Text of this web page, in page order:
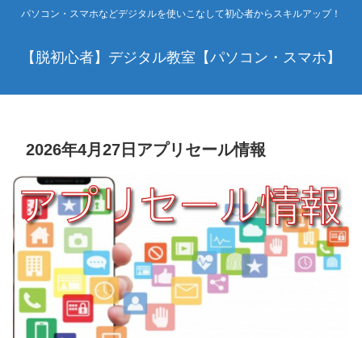
パソコン・スマホなどデジタルを使いこなして初心者からスキルアップ！
【脱初心者】デジタル教室【パソコン・スマホ】
2026年4月27日アプリセール情報